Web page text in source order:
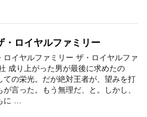
・ロイヤルファミリー
ロイヤルファミリー ザ・ロイヤルファ
成り上がった男が最後に求めたの
ての栄光。だが絶対王者が、望みを打
が言った。もう無理だ、と。しかし、
に …